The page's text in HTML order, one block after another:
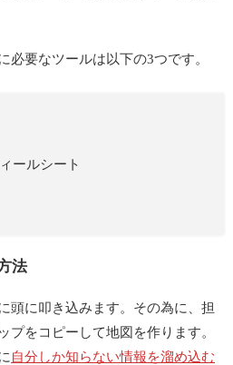
必要なツールは以下の3つです。
ールシート
法
頭に叩き込みます。その為に、担
プをコピーして地図を作ります。
自分しか知らない情報を溜め込む